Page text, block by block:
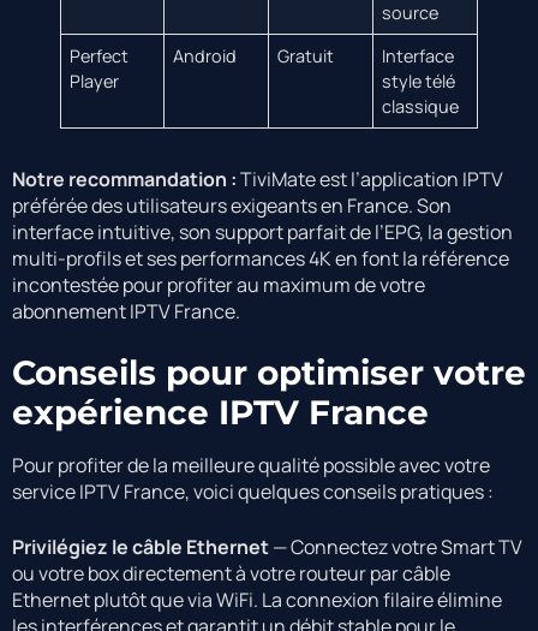
source
Perfect
Player
Android Gratuit
Interface
style télé
classique
Notre recommandation :TiviMate est l’application IPTV
préférée des utilisateurs exigeants en France. Son
interface intuitive, son support parfait de l’EPG, la gestion
multi-profils et ses performances 4K en font la référence
incontestée pour profiter au maximum de votre
abonnement IPTV France.
Conseils pour optimiser votre
expérience IPTV France
Pour profiter de la meilleure qualité possible avec votre
service IPTV France, voici quelques conseils pratiques :
Privilégiez le câble Ethernet— Connectez votre Smart TV
ou votre box directement à votre routeur par câble
Ethernet plutôt que via WiFi. La connexion filaire élimine